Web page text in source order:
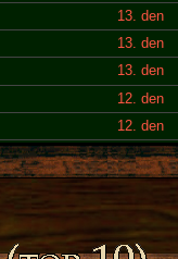
13. den
13. den
13. den
12. den
12. den